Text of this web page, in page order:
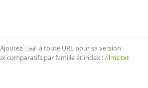
.md
à toute URL pour sa version
comparatifs par famille et index :/llms.txt